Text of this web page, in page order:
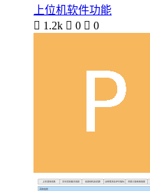
上位机软件功能
 1.2k  0  0